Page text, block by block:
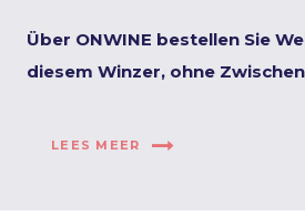
Über ONWINE bestellen Sie
diesem Winzer, ohne
LEES MEER